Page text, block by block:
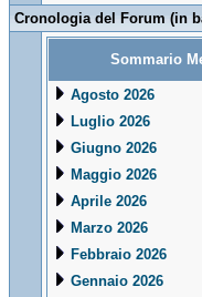
Cronologia del Forum (in
Sommario
Agosto 2026
Luglio 2026
Giugno 2026
Maggio 2026
Aprile 2026
Marzo 2026
Febbraio 2026
Gennaio 2026